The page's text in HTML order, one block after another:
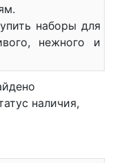
наборы для
нежного и
наличия,